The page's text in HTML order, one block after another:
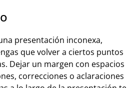
presentación inconexa,
que volver a ciertos puntos
Dejar un margen con espacios
correcciones o aclaraciones